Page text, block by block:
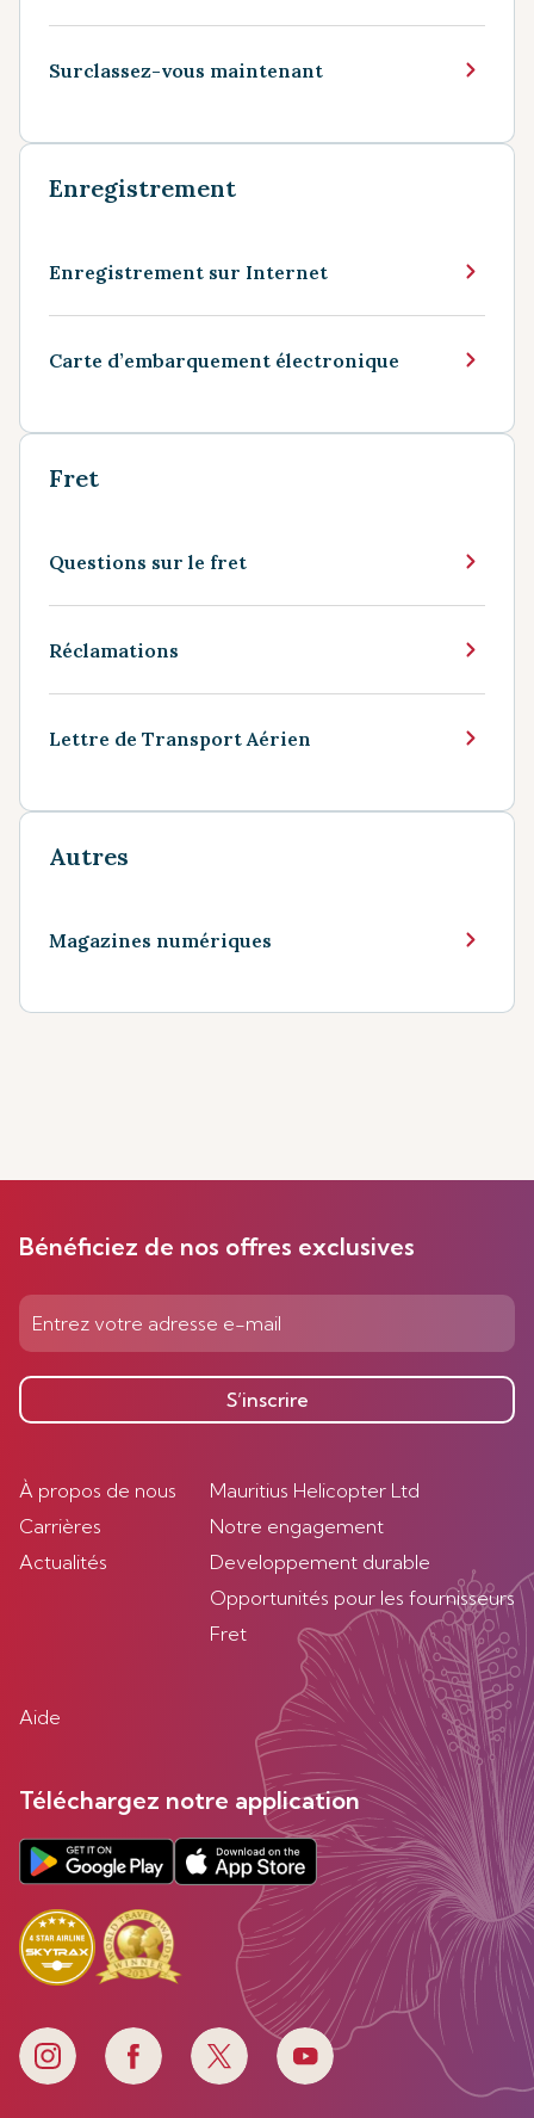
Surclassez-vous maintenant
Enregistrement
Enregistrement sur Internet
Carte d’embarquement électronique
Fret
Questions sur le fret
Réclamations
Lettre de Transport Aérien
Autres
Magazines numériques
Bénéficiez de nos offres exclusives
S’inscrire
À propos de nous
Carrières
Actualités
Mauritius Helicopter Ltd
Notre engagement
Developpement durable
Opportunités pour les fournisseurs
Fret
Aide
Téléchargez notre application